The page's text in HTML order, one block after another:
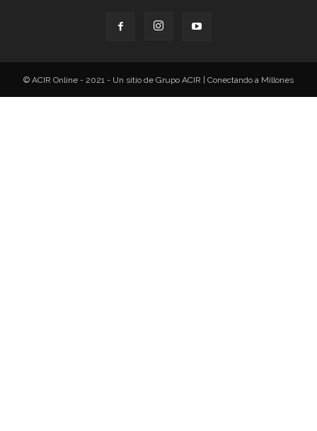
© ACIR Online - 2021 - Un sitio de Grupo ACIR | Conectando a Millones